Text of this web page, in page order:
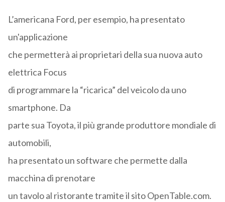
L’americana Ford, per esempio, ha presentato
un'applicazione
che permetterà ai proprietari della sua nuova auto
elettrica Focus
di programmare la “ricarica” del veicolo da uno
smartphone. Da
parte sua Toyota, il più grande produttore mondiale di
automobili,
ha presentato un software che permette dalla
macchina di prenotare
un tavolo al ristorante tramite il sito OpenTable.com.